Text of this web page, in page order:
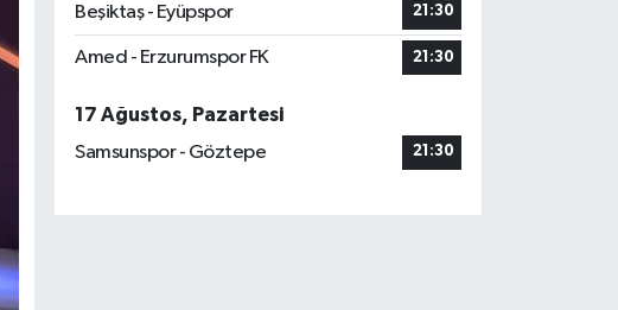
Beşiktaş - Eyüpspor 21:30
Amed - Erzurumspor FK 21:30
17 Ağustos, Pazartesi
Samsunspor - Göztepe
21:30